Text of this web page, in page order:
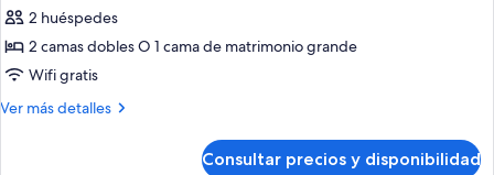
2 huéspedes
2 camas dobles O 1 cama de matrimonio grande
Wifi gratis
Ver más detalles
Más
Consultar precios y disponibilidad